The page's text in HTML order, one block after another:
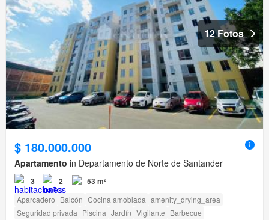
12 Fotos
$ 180.000.000
Apartamento in Departamento de Norte de Santander
3 2 53 m²
Aparcadero Balcón Cocina amoblada amenity_drying_area
Seguridad privada Piscina Jardín Vigilante Barbecue